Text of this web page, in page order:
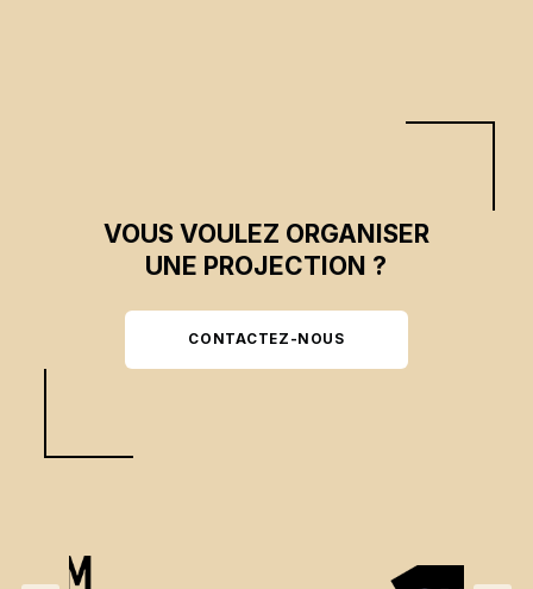
VOUS VOULEZ ORGANISER
UNE PROJECTION ?
CONTACTEZ-NOUS